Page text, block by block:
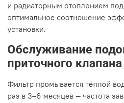
и радиаторным отоплением
оптимальное соотношение
установки.
Обслуживание
приточного клапана
Фильтр промывается тёплой
раз в 3–6 месяцев — частота